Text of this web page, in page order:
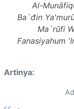
Al-
Ba`đin
Ma`rūfi
Fanasiyahum
Artinya: